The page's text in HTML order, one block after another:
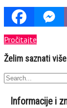
Pročitajte
Želim saznati
Informacije i